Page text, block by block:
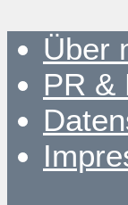
Über
PR &